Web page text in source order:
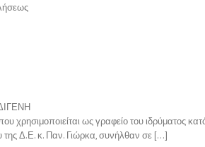
χρησιμοποιείται ως γραφείο του ιδρύματος
Δ.Ε. κ. Παν. Γιώρκα, συνήλθαν σε […]